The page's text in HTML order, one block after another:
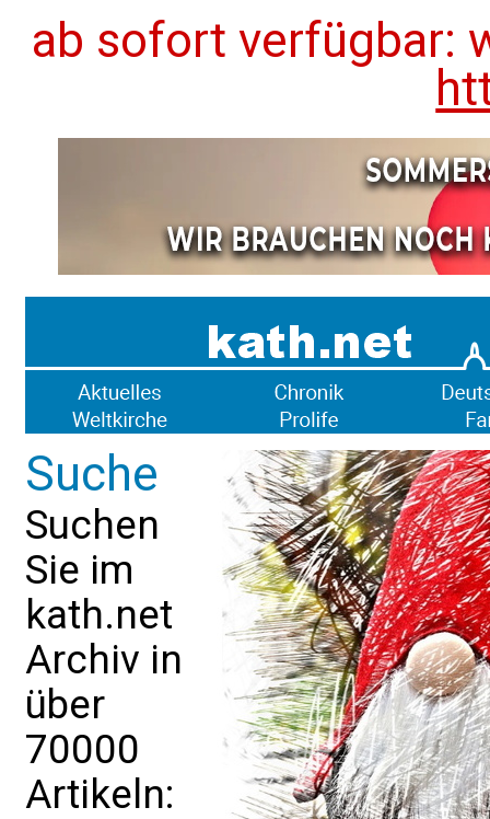
ab sofort verfügbar:
Suche
Suchen
Sie im
kath.net
Archiv in
über
70000
Artikeln: